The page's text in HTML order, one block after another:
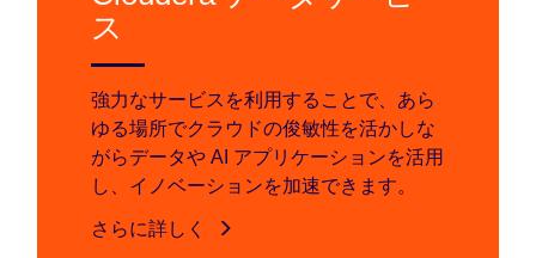
ス
強力なサービスを利用することで、あら
ゆる場所でクラウドの俊敏性を活かしな
がらデータや AI アプリケーションを活用
し、イノベーションを加速できます。
さらに詳しく